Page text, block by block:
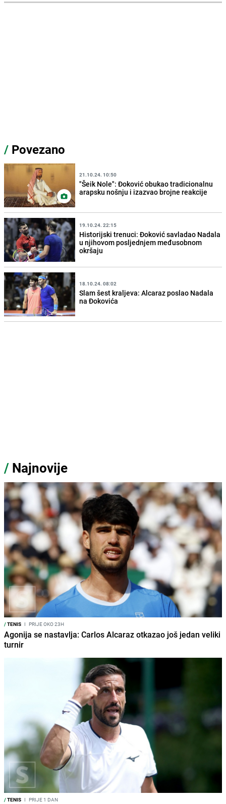
/ Povezano
21.10.24. 10:50
"Šeik Nole": Đoković obukao tradicionalnu
arapsku nošnju i izazvao brojne reakcije
19.10.24. 22:15
Historijski trenuci: Đoković savladao Nadala
u njihovom posljednjem međusobnom
okršaju
18.10.24. 08:02
Slam šest kraljeva: Alcaraz poslao Nadala
na Đokovića
/ Najnovije
/TENIS I PRIJE OKO 23H
Agonija se nastavlja: Carlos Alcaraz otkazao još jedan veliki
turnir
/TENIS I PRIJE 1 DAN